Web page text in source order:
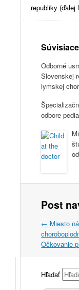
republiky (ďalej
Odborné
Slovenskej
lymskej
odbore
Post
← Miesto
Očkovanie
Hľadať